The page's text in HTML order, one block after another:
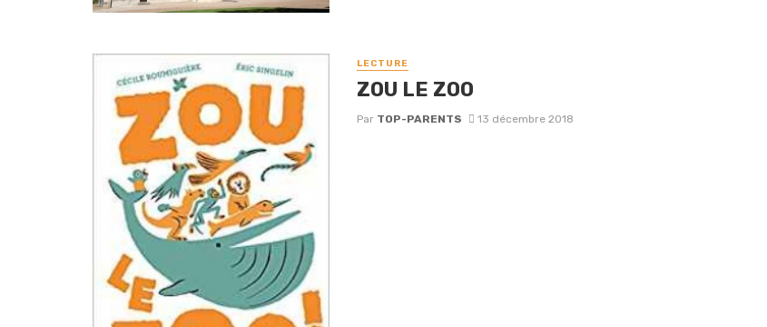
LECTURE
ZOU LE ZOO
Par TOP-PARENTS 13 décembre 2018